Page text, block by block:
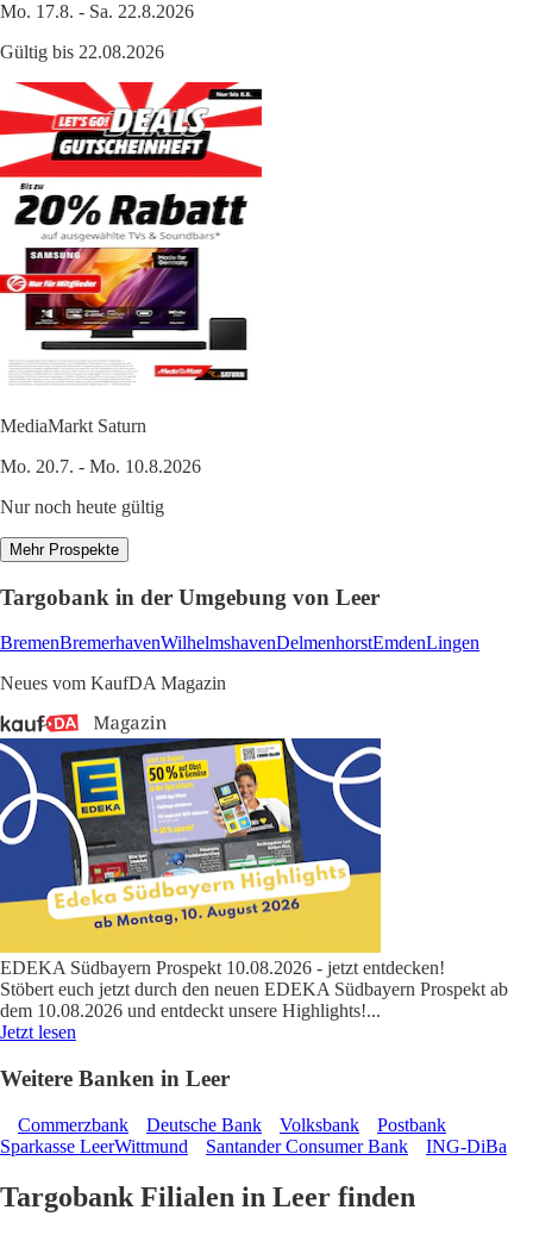
Mo. 17.8. - Sa. 22.8.2026
Gültig bis 22.08.2026
MediaMarkt Saturn
Mo. 20.7. - Mo. 10.8.2026
Nur noch heute gültig
Mehr Prospekte
Targobank in der Umgebung von Leer
BremenBremerhavenWilhelmshavenDelmenhorstEmdenLingen
Neues vom KaufDA Magazin
EDEKA Südbayern Prospekt 10.08.2026 - jetzt entdecken!
Stöbert euch jetzt durch den neuen EDEKA Südbayern Prospekt ab
dem 10.08.2026 und entdeckt unsere Highlights!...
Jetzt lesen
Weitere Banken in Leer
Commerzbank Deutsche Bank Volksbank
Postbank
Sparkasse LeerWittmund
Santander Consumer Bank ING-DiBa
Targobank Filialen in Leer finden